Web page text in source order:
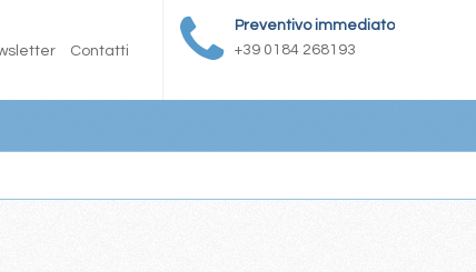
Preventivo immediato
+39 0184 268193
Contatti